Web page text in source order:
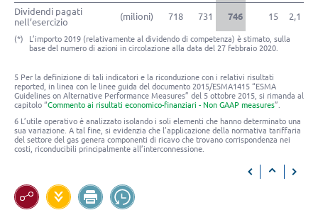
(*)
L’importo 2019 (relativamente al dividendo di competenza) è stimato, sulla
base del numero di azioni in circolazione alla data del 27 febbraio 2020.
Dividendi pagati
nell’esercizio
(milioni) 718 731 746 15 2,1
5 Per la definizione di tali indicatori e la riconduzione con i relativi risultati
reported, in linea con le linee guida del documento 2015/ESMA1415 “ESMA
Guidelines on Alternative Performance Measures” del 5 ottobre 2015, si rimanda al
capitolo “Commento ai risultati economico-finanziari - Non GAAP measures”.
6 L’utile operativo è analizzato isolando i soli elementi che hanno determinato una
sua variazione. A tal fine, si evidenzia che l’applicazione della normativa tariffaria
del settore del gas genera componenti di ricavo che trovano corrispondenza nei
costi, riconducibili principalmente all’interconnessione.